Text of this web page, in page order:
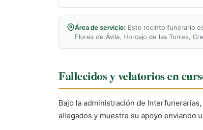
Área de servicio: Este recinto funerario
Flores de Ávila, Horcajo de las Torres,
Fallecidos y velatorios en
Bajo la administración de
allegados y muestre su apoyo enviando